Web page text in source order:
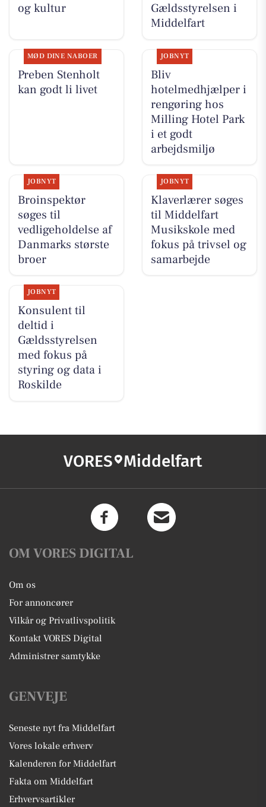
og kultur
Gældsstyrelsen i
Middelfart
MØD DINE NABOER
Preben Stenholt
kan godt li livet
JOBNYT
Bliv
hotelmedhjælper i
rengøring hos
Milling Hotel Park
i et godt
arbejdsmiljø
JOBNYT
Broinspektør
søges til
vedligeholdelse af
Danmarks største
broer
JOBNYT
Klaverlærer søges
til Middelfart
Musikskole med
fokus på trivsel og
samarbejde
JOBNYT
Konsulent til
deltid i
Gældsstyrelsen
med fokus på
styring og data i
Roskilde
VORES Middelfart
OM VORES DIGITAL
Om os
For annoncører
Vilkår og Privatlivspolitik
Kontakt VORES Digital
Administrer samtykke
GENVEJE
Seneste nyt fra Middelfart
Vores lokale erhverv
Kalenderen for Middelfart
Fakta om Middelfart
Erhvervsartikler